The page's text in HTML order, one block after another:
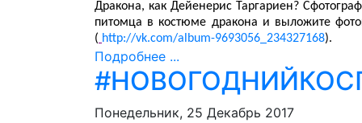
Дракона, как Дейенерис Таргариен?
питомца в костюме дракона и выложите
( http://vk.com/album-9693056_234327168).
Подробнее ...
Понедельник, 25 Декабрь 2017